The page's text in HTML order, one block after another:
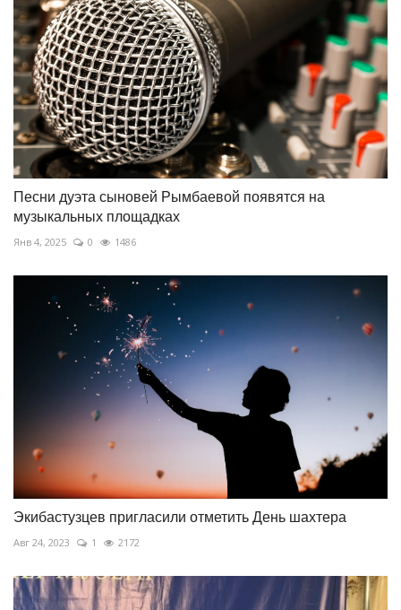
Песни дуэта сыновей Рымбаевой появятся на
музыкальных площадках
Янв 4, 2025 0 1486
Экибастузцев пригласили отметить День шахтера
Авг 24, 2023 1 2172